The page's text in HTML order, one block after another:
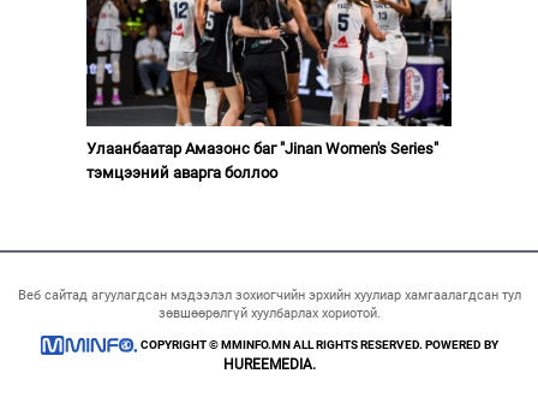
Улаанбаатар Амазонс баг "Jinan Women's Series"
тэмцээний аварга боллоо
Веб сайтад агуулагдсан мэдээлэл зохиогчийн эрхийн хуулиар хамгаалагдсан тул
зөвшөөрөлгүй хуулбарлах хориотой.
COPYRIGHT © MMINFO.MN ALL RIGHTS RESERVED. POWERED BY
HUREEMEDIA.